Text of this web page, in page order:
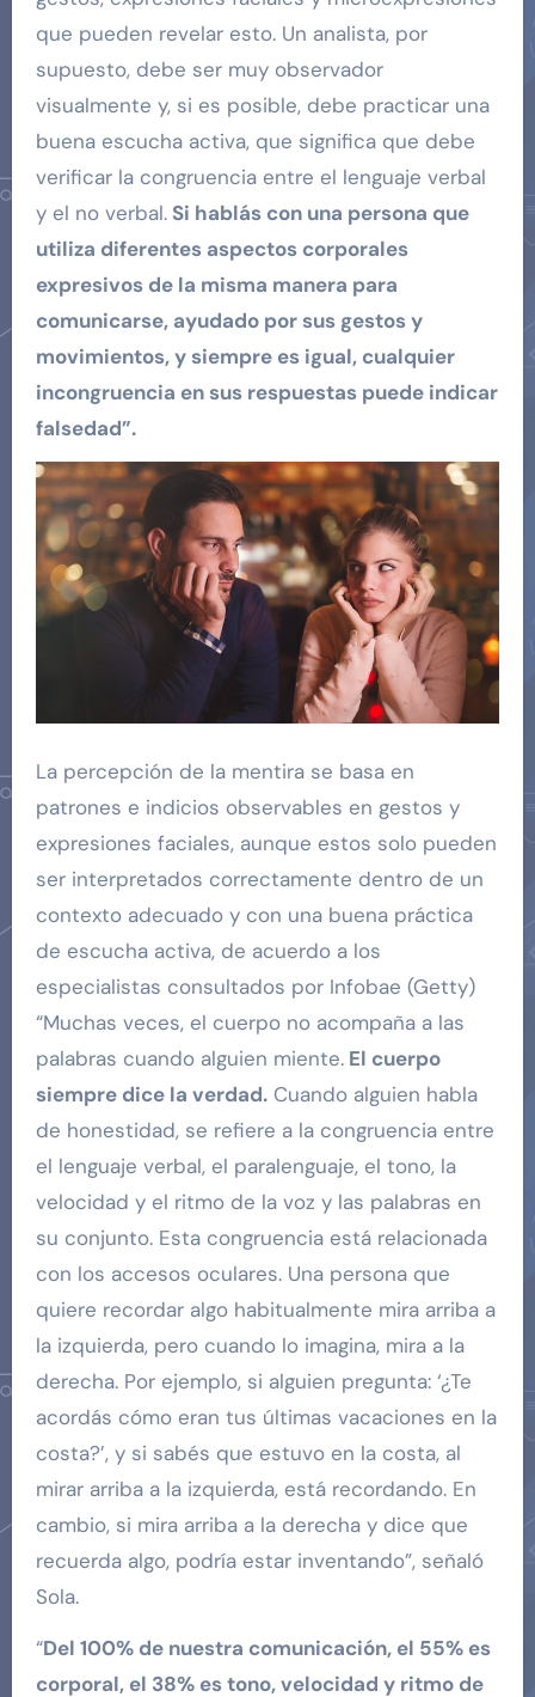
que pueden revelar esto. Un analista, por
supuesto, debe ser muy observador
visualmente y, si es posible, debe practicar una
buena escucha activa, que significa que debe
verificar la congruencia entre el lenguaje verbal
y el no verbal.Si hablás con una persona que
utiliza diferentes aspectos corporales
expresivos de la misma manera para
comunicarse, ayudado por sus gestos y
movimientos, y siempre es igual, cualquier
incongruencia en sus respuestas puede indicar
falsedad”.
La percepción de la mentira se basa en
patrones e indicios observables en gestos y
expresiones faciales, aunque estos solo pueden
ser interpretados correctamente dentro de un
contexto adecuado y con una buena práctica
de escucha activa, de acuerdo a los
especialistas consultados por Infobae (Getty)
“Muchas veces, el cuerpo no acompaña a las
palabras cuando alguien miente.El cuerpo
siempre dice la verdad.Cuando alguien habla
de honestidad, se refiere a la congruencia entre
el lenguaje verbal, el paralenguaje, el tono, la
velocidad y el ritmo de la voz y las palabras en
su conjunto. Esta congruencia está relacionada
con los accesos oculares. Una persona que
quiere recordar algo habitualmente mira arriba a
la izquierda, pero cuando lo imagina, mira a la
derecha. Por ejemplo, si alguien pregunta: ‘¿Te
acordás cómo eran tus últimas vacaciones en la
costa?’, y si sabés que estuvo en la costa, al
mirar arriba a la izquierda, está recordando. En
cambio, si mira arriba a la derecha y dice que
recuerda algo, podría estar inventando”, señaló
Sola.
“Del 100% de nuestra comunicación, el 55% es
corporal, el 38% es tono, velocidad y ritmo de